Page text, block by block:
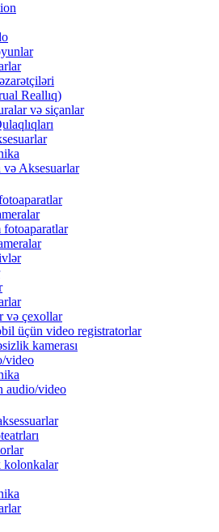
Reallıq)
və siçanlar
və Aksesuarlar
fotoaparatlar
və çexollar
üçün video registratorlar
kamerası
video
audio/video
kolonkalar